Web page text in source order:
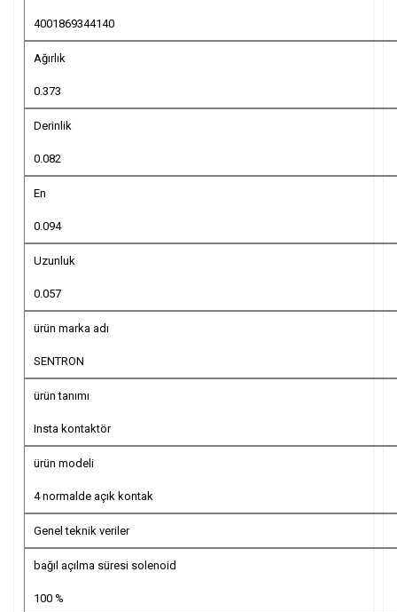
4001869344140
Ağırlık
0.373
Derinlik
0.082
En
0.094
Uzunluk
0.057
ürün marka adı
SENTRON
ürün tanımı
Insta kontaktör
ürün modeli
4 normalde açık kontak
Genel teknik veriler
bağıl açılma süresi solenoid
100 %